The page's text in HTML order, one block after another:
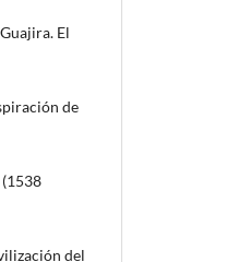
El
de
(1538
del